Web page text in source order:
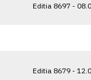
Editia 8697 -
Editia 8679 -